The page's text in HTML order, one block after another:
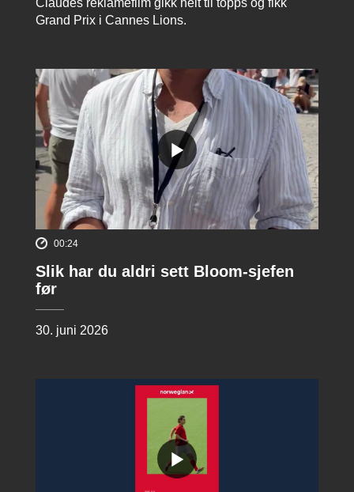
Claudes reklamefilm gikk helt til topps og fikk
Grand Prix i Cannes Lions.
00:24
Slik har du aldri sett Bloom-sjefen
før
30. juni 2026